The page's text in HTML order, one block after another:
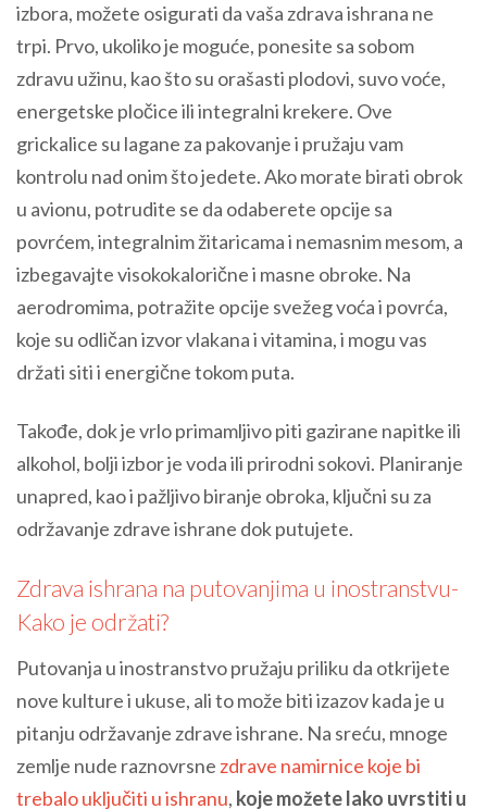
izbora, možete osigurati da vaša zdrava ishrana ne
trpi. Prvo, ukoliko je moguće, ponesite sa sobom
zdravu užinu, kao što su orašasti plodovi, suvo voće,
energetske pločice ili integralni krekere. Ove
grickalice su lagane za pakovanje i pružaju vam
kontrolu nad onim što jedete. Ako morate birati obrok
u avionu, potrudite se da odaberete opcije sa
povrćem, integralnim žitaricama i nemasnim mesom, a
izbegavajte visokokalorične i masne obroke. Na
aerodromima, potražite opcije svežeg voća i povrća,
koje su odličan izvor vlakana i vitamina, i mogu vas
držati siti i energične tokom puta.
Takođe, dok je vrlo primamljivo piti gazirane napitke ili
alkohol, bolji izbor je voda ili prirodni sokovi. Planiranje
unapred, kao i pažljivo biranje obroka, ključni su za
održavanje zdrave ishrane dok putujete.
Zdrava ishrana na putovanjima u inostranstvu-
Kako je održati?
Putovanja u inostranstvo pružaju priliku da otkrijete
nove kulture i ukuse, ali to može biti izazov kada je u
pitanju održavanje zdrave ishrane. Na sreću, mnoge
zemlje nude raznovrsne zdrave namirnice koje bi
trebalo uključiti u ishranu, koje možete lako uvrstiti u